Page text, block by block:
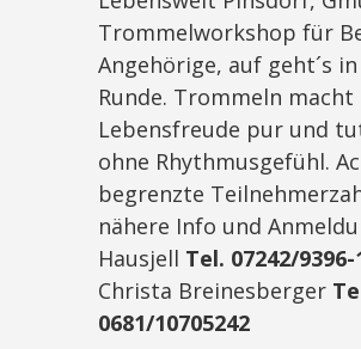
Trommelworkshop für
Angehörige, auf geht´s
Runde. Trommeln macht
Lebensfreude pur und
ohne Rhythmusgefühl.
begrenzte
nähere Info und
Hausjell Tel. 07242/9396-
Christa Breinesberger
0681/10705242